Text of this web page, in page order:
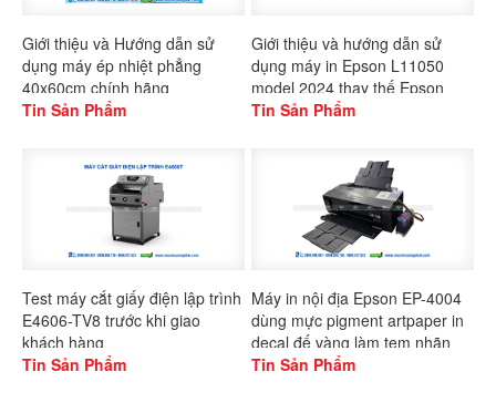
Giới thiệu và Hướng dẫn sử
dụng máy ép nhiệt phẳng
40x60cm chính hãng
Gaoshang
Tin Sản Phẩm
Giới thiệu và hướng dẫn sử
dụng máy in Epson L11050
model 2024 thay thế Epson
L1300
Tin Sản Phẩm
Test máy cắt giấy điện lập trình
E4606-TV8 trước khi giao
khách hàng
Tin Sản Phẩm
Máy in nội địa Epson EP-4004
dùng mực pigment artpaper in
decal đế vàng làm tem nhãn
Tin Sản Phẩm